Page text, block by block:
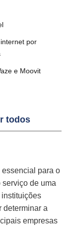
por
e Moovit
todos
para o
de uma
determinar a
empresas